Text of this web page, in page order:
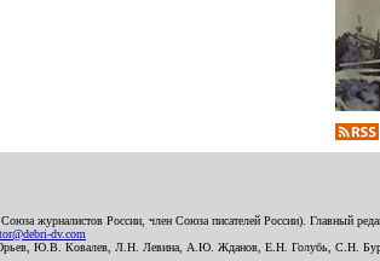
журналистов России, член Союза писателей России). Главный
dv.com
Юрьев, Ю.В. Ковалев, Л.Н. Левина, А.Ю. Жданов, Е.Н. Голубь, С.Н.